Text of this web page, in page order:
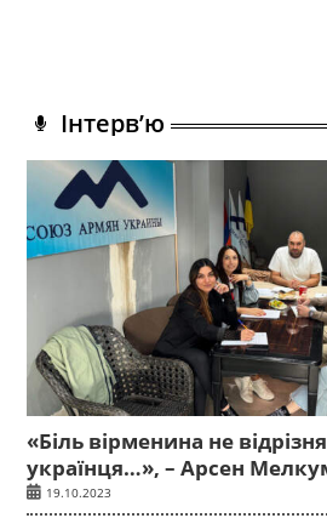
Інтерв’ю
«Біль вірменина не
українця…», – Арсен
19.10.2023